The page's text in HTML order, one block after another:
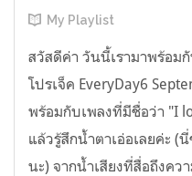
My Playlist
สวัสดีค่า วันนี้เรามาพร้อม
โปรเจ็ค EveryDay6
พร้อมกับเพลงที่มีชื่อว่า "I
แล้วรู้สึกน้ำตาเอ่อเลยค่ะ
นะ) จากน้ำเสียงที่สื่อถึงคว